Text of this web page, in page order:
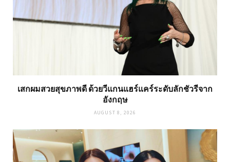
เสกผมสวยสุขภาพดี ด้วยวีแกนแฮร์แคร์ระดับลักชัวรีจาก
อังกฤษ
AUGUST 8, 2026